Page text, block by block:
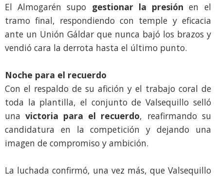
El Almogarén supo gestionar la presión en el
tramo final, respondiendo con temple y eficacia
ante un Unión Gáldar que nunca bajó los brazos y
vendió cara la derrota hasta el último punto.
Noche para el recuerdo
Con el respaldo de su afición y el trabajo coral de
toda la plantilla, el conjunto de Valsequillo selló
unavictoria para el recuerdo, reafirmando su
candidatura en la competición y dejando una
imagen de compromiso y ambición.
La luchada confirmó, una vez más, que Valsequillo